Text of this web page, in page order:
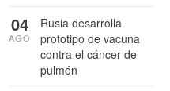
Rusia desarrolla
prototipo de vacuna
contra el cáncer de
pulmón
04
AGO